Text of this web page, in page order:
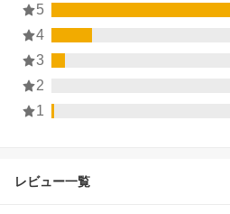
5
4
3
2
1
レビュー一覧